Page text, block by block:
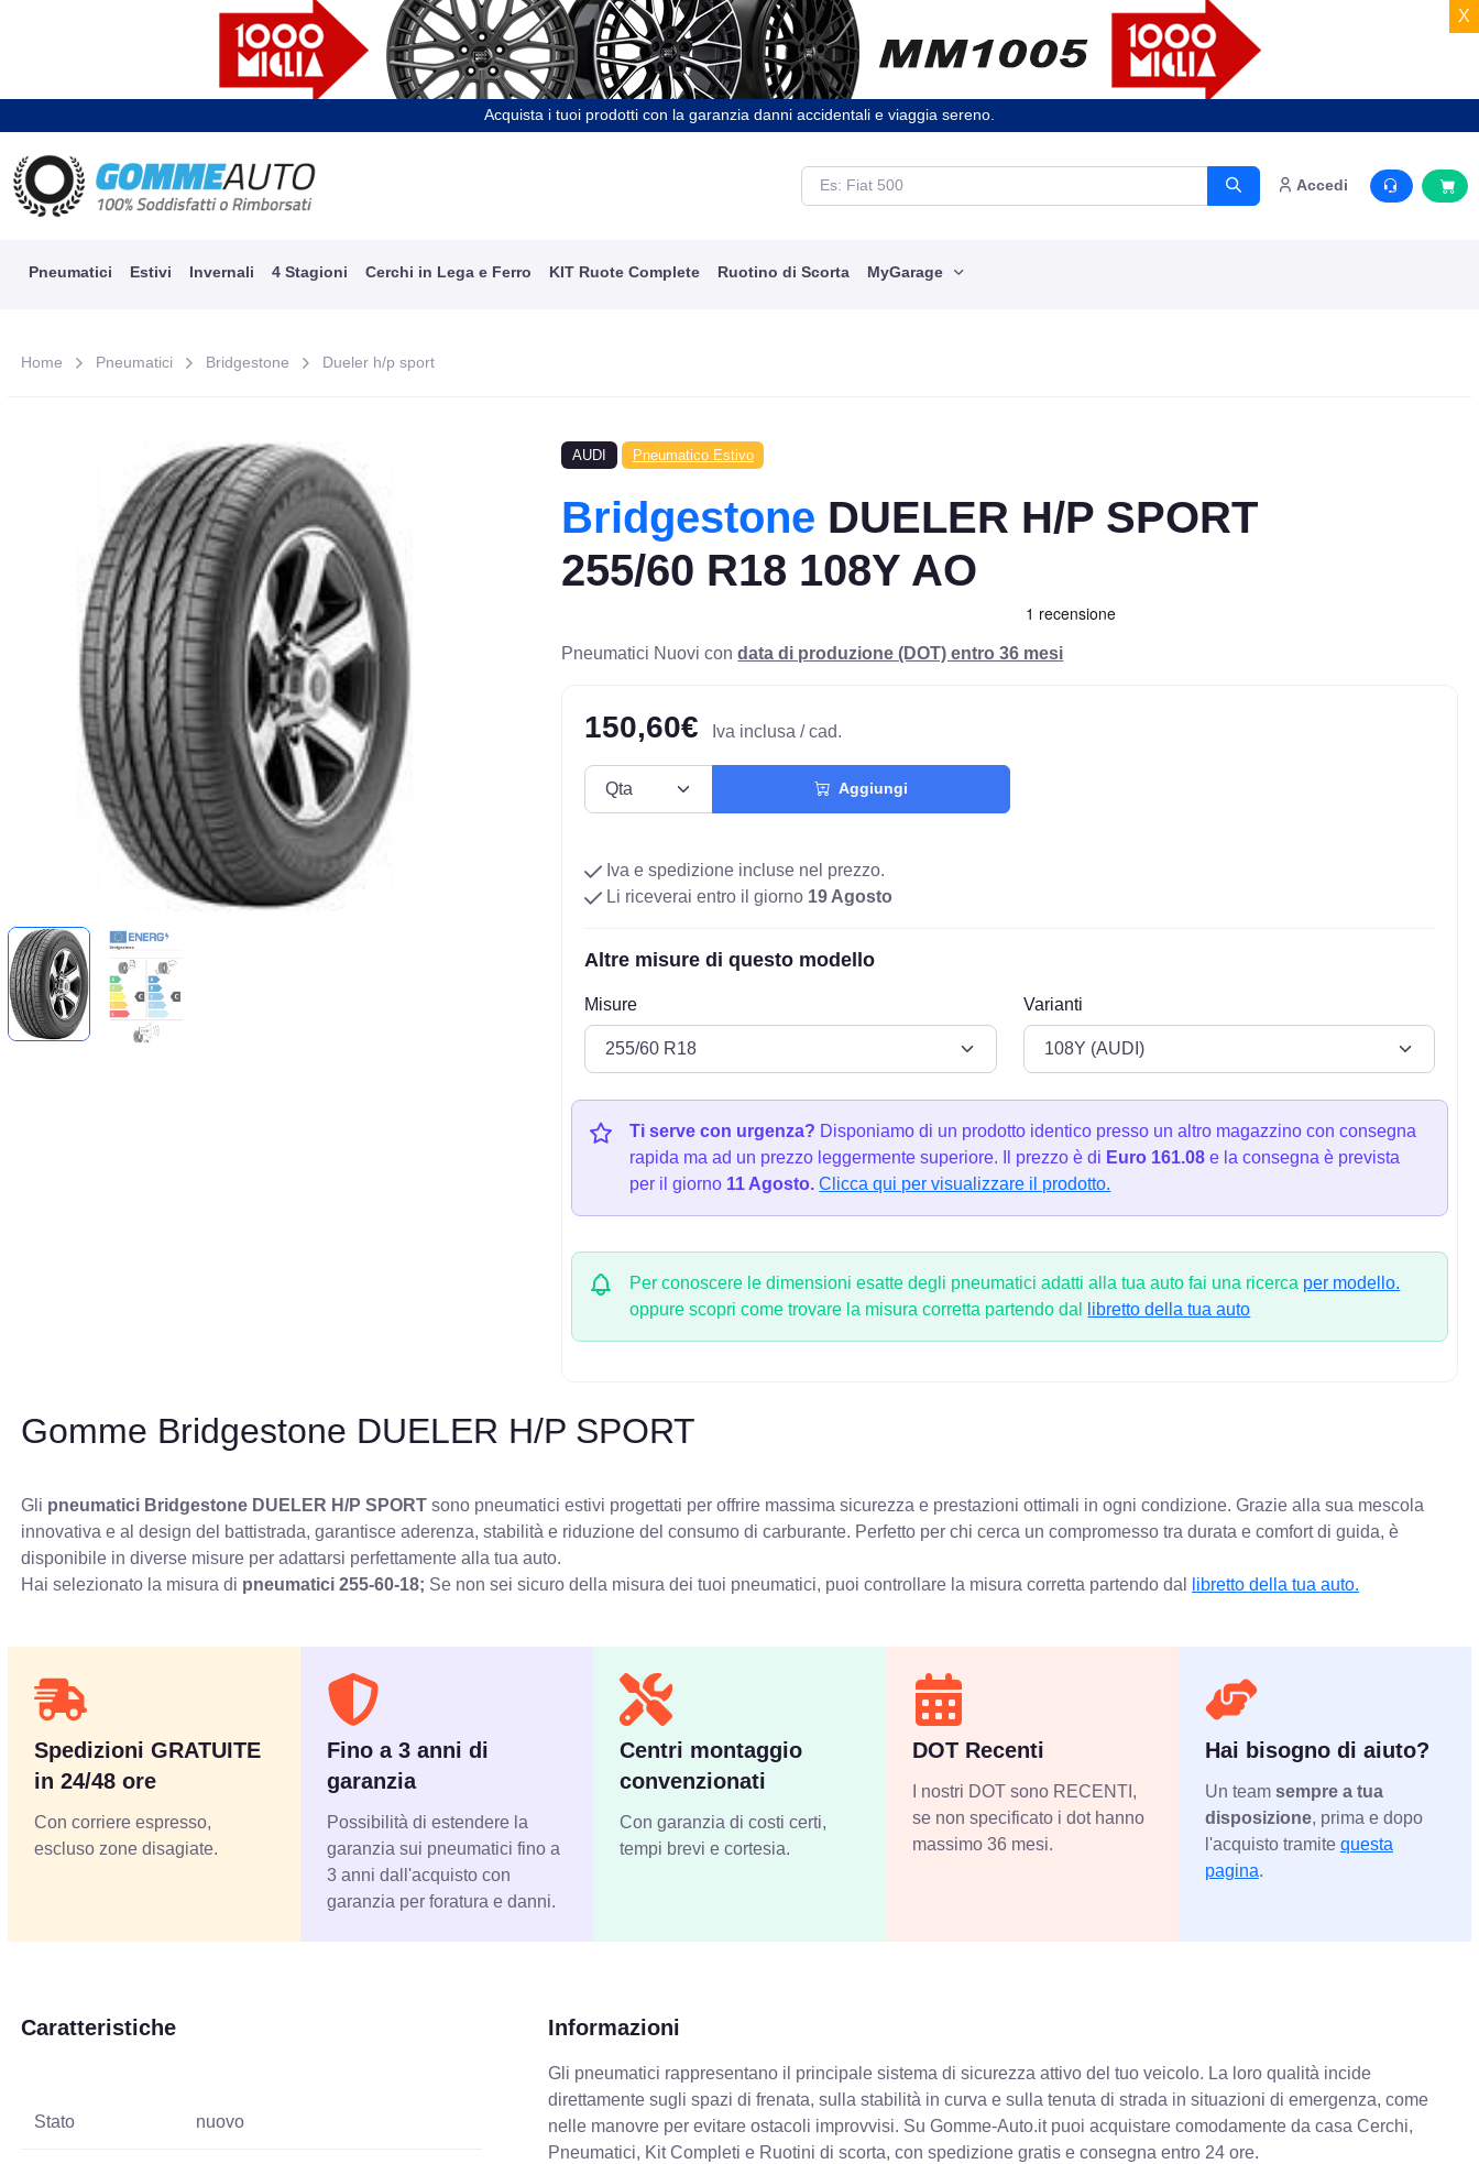
X
Acquista i tuoi prodotti con la garanzia danni accidentali e viaggia sereno.
Accedi
Pneumatici Estivi Invernali 4 Stagioni Cerchi in Lega e Ferro KIT Ruote Complete Ruotino di Scorta MyGarage
Home Pneumatici Bridgestone Dueler h/p sport
AUDI Pneumatico Estivo
Bridgestone DUELER H/P SPORT
255/60 R18 108Y AO
Pneumatici Nuovi condata di produzione (DOT) entro 36 mesi
150,60€ Iva inclusa / cad.
Aggiungi
Iva e spedizione incluse nel prezzo.
Li riceverai entro il giorno 19 Agosto
Altre misure di questo modello
Misure Varianti
Ti serve con urgenza? Disponiamo di un prodotto identico presso un altro magazzino con consegna
rapida ma ad un prezzo leggermente superiore. Il prezzo è di Euro 161.08 e la consegna è prevista
per il giorno 11 Agosto. Clicca qui per visualizzare il prodotto.
Per conoscere le dimensioni esatte degli pneumatici adatti alla tua auto fai una ricerca per modello.
oppure scopri come trovare la misura corretta partendo dal
libretto della tua auto
Gomme Bridgestone DUELER H/P SPORT
Gli pneumatici Bridgestone DUELER H/P SPORT sono pneumatici estivi progettati per offrire massima sicurezza e prestazioni ottimali in ogni condizione. Grazie alla sua mescola
innovativa e al design del battistrada, garantisce aderenza, stabilità e riduzione del consumo di carburante. Perfetto per chi cerca un compromesso tra durata e comfort di guida, è
disponibile in diverse misure per adattarsi perfettamente alla tua auto.
Hai selezionato la misura di pneumatici255-60-18; Se non sei sicuro della misura dei tuoi pneumatici, puoi controllare la misura corretta partendo dal libretto della tua auto.
Spedizioni GRATUITE
in 24/48 ore
Con corriere espresso,
escluso zone disagiate.
Fino a 3 anni di
garanzia
Possibilità di estendere la
garanzia sui pneumatici fino a
3 anni dall'acquisto con
garanzia per foratura e danni.
Centri montaggio
convenzionati
Con garanzia di costi certi,
tempi brevi e cortesia.
DOT Recenti
I nostri DOT sono RECENTI,
se non specificato i dot hanno
massimo 36 mesi.
Hai bisogno di aiuto?
Un team sempre a tua
disposizione, prima e dopo
l'acquisto tramite questa
pagina.
Caratteristiche
Stato nuovo
Informazioni
Gli pneumatici rappresentano il principale sistema di sicurezza attivo del tuo veicolo. La loro qualità incide
direttamente sugli spazi di frenata, sulla stabilità in curva e sulla tenuta di strada in situazioni di emergenza, come
nelle manovre per evitare ostacoli improvvisi. Su Gomme-Auto.it puoi acquistare comodamente da casa Cerchi,
Pneumatici, Kit Completi e Ruotini di scorta, con spedizione gratis e consegna entro 24 ore.